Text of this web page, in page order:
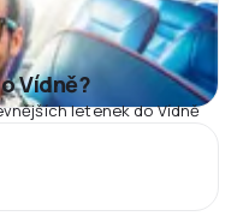
Vídně?
letenek do Vídně